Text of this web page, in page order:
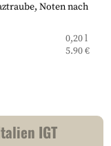
Noten nach
0,20 l
5.90 €
IGT